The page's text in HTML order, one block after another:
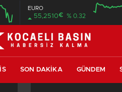
EURO
55,2510€ % 0.32
SON DAKIKA GÜNDEM